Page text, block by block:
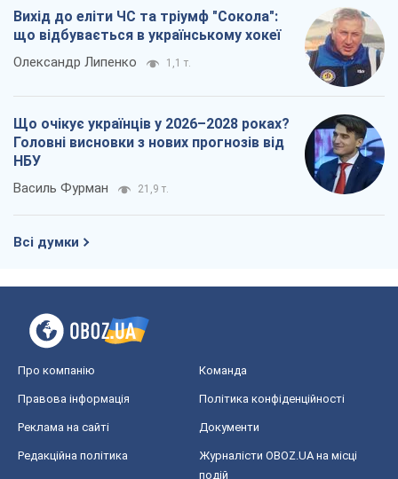
Вихід до еліти ЧС та тріумф "Сокола":
що відбувається в українському хокеї
Олександр Липенко 1,1 т.
Що очікує українців у 2026–2028 роках?
Головні висновки з нових прогнозів від
НБУ
Василь Фурман 21,9 т.
Всі думки
Про компанію Команда
Правова інформація Політика конфіденційності
Реклама на сайті Документи
Редакційна політика
Журналісти OBOZ.UA на місці
подій